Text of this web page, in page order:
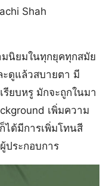
Shah
มนิยมในทุกยุคทุกสมัย
ะดูแล้วสบายตา มี
ยบหรู มักจะถูกในมา
เพิ่มความ
ได้มีการเพิ่มโทนสี
ประกอบการ